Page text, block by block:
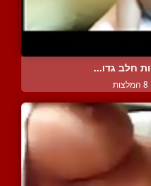
חלב גדו...
8 המלצות